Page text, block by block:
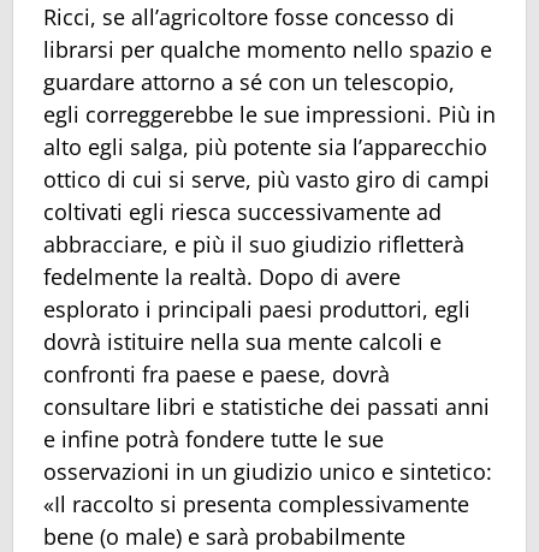
Ricci, se all’agricoltore fosse concesso di
librarsi per qualche momento nello spazio e
guardare attorno a sé con un telescopio,
egli correggerebbe le sue impressioni. Più in
alto egli salga, più potente sia l’apparecchio
ottico di cui si serve, più vasto giro di campi
coltivati egli riesca successivamente ad
abbracciare, e più il suo giudizio rifletterà
fedelmente la realtà. Dopo di avere
esplorato i principali paesi produttori, egli
dovrà istituire nella sua mente calcoli e
confronti fra paese e paese, dovrà
consultare libri e statistiche dei passati anni
e infine potrà fondere tutte le sue
osservazioni in un giudizio unico e sintetico:
«Il raccolto si presenta complessivamente
bene (o male) e sarà probabilmente